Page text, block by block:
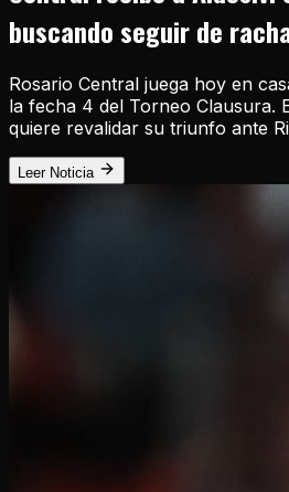
buscando seguir de
Rosario Central juega hoy en
la fecha 4 del Torneo Clausura.
quiere revalidar su triunfo ante
Leer Noticia